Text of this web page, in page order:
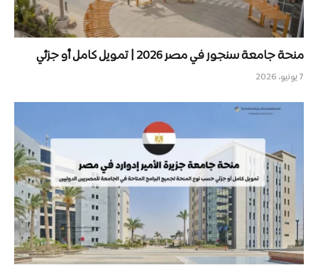
منحة جامعة سنجور في مصر 2026 | تمويل كامل أو جزئي
7 يونيو، 2026